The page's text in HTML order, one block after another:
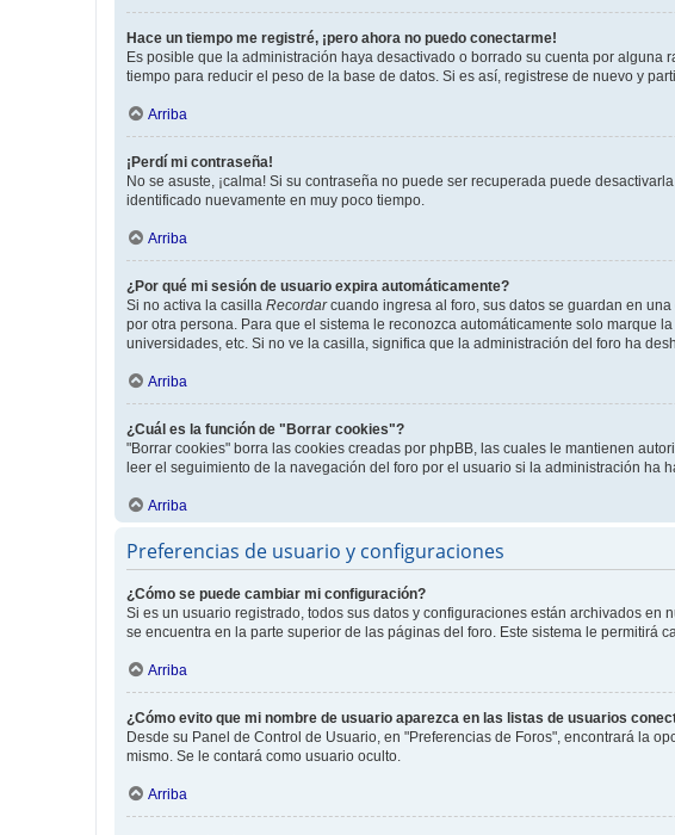
Hace un tiempo me registré, ¡pero ahora no puedo conectarme!
Es posible que la administración haya desactivado o borrado su cuenta por
tiempo para reducir el peso de la base de datos. Si es así, registrese de nuevo y
Arriba
¡Perdí mi contraseña!
No se asuste, ¡calma! Si su contraseña no puede ser recuperada puede
identificado nuevamente en muy poco tiempo.
Arriba
¿Por qué mi sesión de usuario expira automáticamente?
Si no activa la casilla Recordarcuando ingresa al foro, sus datos se guardan en
por otra persona. Para que el sistema le reconozca automáticamente solo marque
universidades, etc. Si no ve la casilla, significa que la administración del foro ha
Arriba
¿Cuál es la función de "Borrar cookies"?
"Borrar cookies" borra las cookies creadas por phpBB, las cuales le mantienen
leer el seguimiento de la navegación del foro por el usuario si la administración ha
Arriba
Preferencias de usuario y configuraciones
¿Cómo se puede cambiar mi configuración?
Si es un usuario registrado, todos sus datos y configuraciones están archivados
se encuentra en la parte superior de las páginas del foro. Este sistema le permitirá
Arriba
¿Cómo evito que mi nombre de usuario aparezca en las listas de usuarios
Desde su Panel de Control de Usuario, en "Preferencias de Foros", encontrará la
mismo. Se le contará como usuario oculto.
Arriba